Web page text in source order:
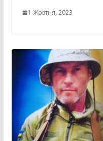
1 Жовтня, 2023